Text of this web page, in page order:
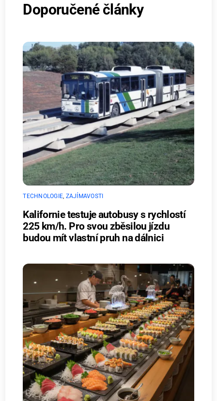
Doporučené články
TECHNOLOGIE, ZAJÍMAVOSTI
Kalifornie testuje autobusy s rychlostí
225 km/h. Pro svou zběsilou jízdu
budou mít vlastní pruh na dálnici